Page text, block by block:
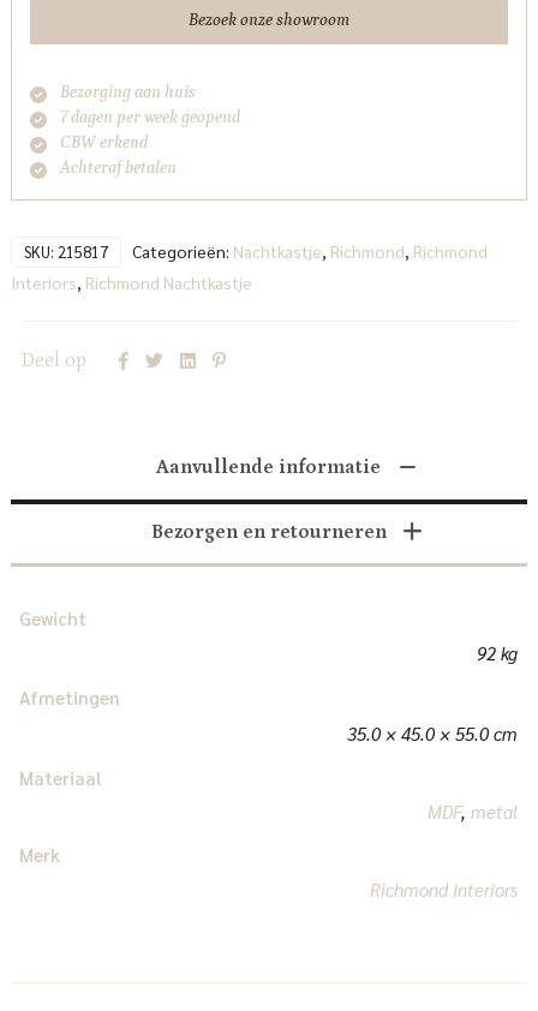
Bezoek onze showroom
Bezorging aan huis
7 dagen per week geopend
CBW erkend
Achteraf betalen
SKU: 215817 Categorieën: Nachtkastje, Richmond, Richmond
Interiors, Richmond Nachtkastje
Deel op
Aanvullende informatie
Bezorgen en retourneren
Gewicht
92 kg
Afmetingen
35.0 × 45.0 × 55.0 cm
Materiaal
MDF,metal
Merk
Richmond Interiors